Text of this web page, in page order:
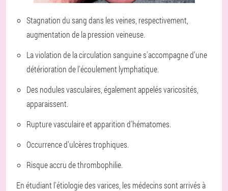
Stagnation du sang dans les veines, respectivement,
augmentation de la pression veineuse.
La violation de la circulation sanguine s'accompagne d'une
détérioration de l'écoulement lymphatique.
Des nodules vasculaires, également appelés varicosités,
apparaissent.
Rupture vasculaire et apparition d'hématomes.
Occurrence d'ulcères trophiques.
Risque accru de thrombophilie.
En étudiant l'étiologie des varices, les médecins sont arrivés à